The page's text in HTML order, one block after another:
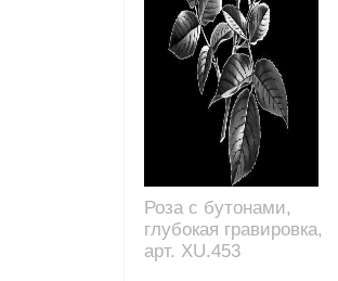
Роза с бутонами,
глубокая гравировка,
арт. XU.453